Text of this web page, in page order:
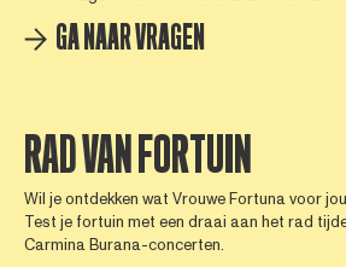
GA NAAR VRAGEN
RAD VAN FORTUIN
Wil je ontdekken wat Vrouwe Fortuna voor
Test je fortuin met een draai aan het rad
Carmina Burana-concerten.